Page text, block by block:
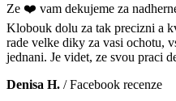
Ze ❤️ vam dekujeme za
Klobouk dolu za tak precizni a
rade velke diky za vasi ochotu,
jednani. Je videt, ze svou praci
Denisa H. /Facebook recenze